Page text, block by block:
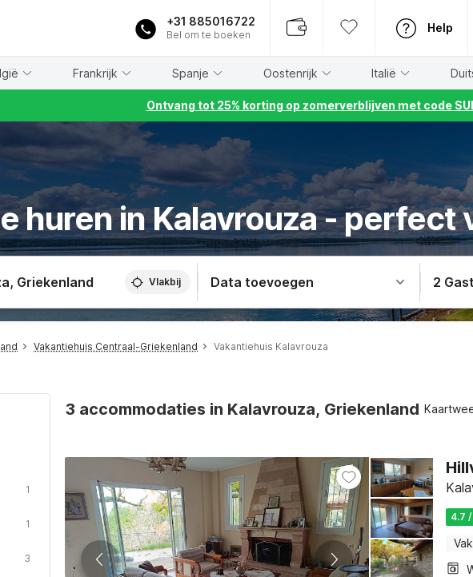
+31 885016722
Bel om te boeken
Help
Frankrijk Spanje Oostenrijk Italië
Ontvang tot 25% korting op zomerverblijven met code
huren in Kalavrouza - perfect
Vlakbij Data toevoegen 2
Vakantiehuis Centraal-Griekenland Vakantiehuis Kalavrouza
1
1
3
3 accommodaties in Kalavrouza, Griekenland
4.7